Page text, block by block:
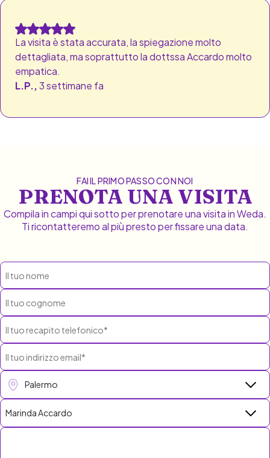
La visita è stata accurata, la spiegazione molto
dettagliata, ma soprattutto la dottssa Accardo molto
empatica.
L.P.,3 settimane fa
FAI IL PRIMO PASSO CON NOI
PRENOTA UNA VISITA
Compila in campi qui sotto per prenotare una visita in Weda.
Ti ricontatteremo al più presto per fissare una data.